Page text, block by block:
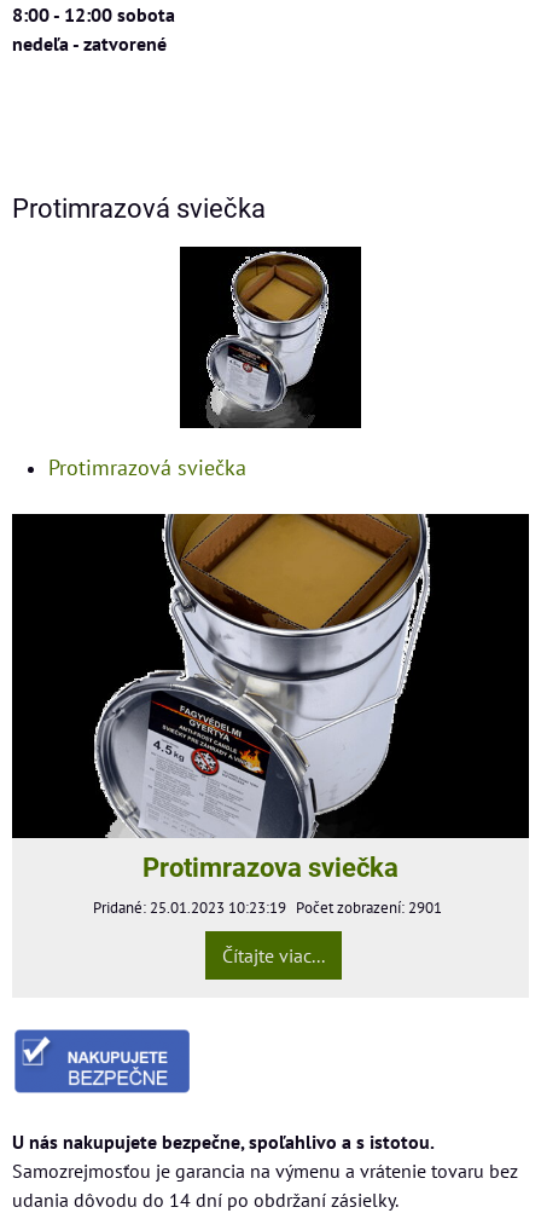
8:00 - 12:00 sobota
nedeľa - zatvorené
Protimrazová sviečka
Protimrazová sviečka
Protimrazova sviečka
Pridané: 25.01.2023 10:23:19 Počet zobrazení: 2901
Čítajte viac...
U nás nakupujete bezpečne, spoľahlivo a s istotou.
Samozrejmosťou je garancia na výmenu a vrátenie tovaru bez
udania dôvodu do 14 dní po obdržaní zásielky.